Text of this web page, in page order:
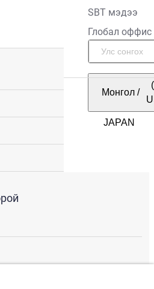
SBT мэдээ
Глобал оффис
Монгол /